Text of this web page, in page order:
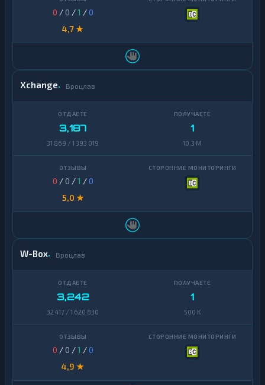
0 / 0 /1 /0
4,7 ★
Xchange Вроцлав
3,187
31 869 / 1 393 019
1
10,3 M
0 / 0 /1 /0
5,0 ★
W-Box Вроцлав
3,242
32 417 / 1 620 830
1
500 K
0 / 0 /1 /0
4,9 ★